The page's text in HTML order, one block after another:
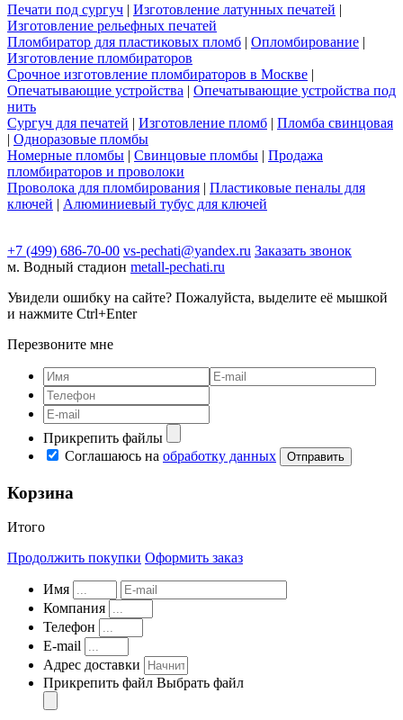
Печати под сургуч | Изготовление латунных печатей |
Изготовление рельефных печатей
Пломбиратор для пластиковых пломб | Опломбирование |
Изготовление пломбираторов
Срочное изготовление пломбираторов в Москве |
Опечатывающие устройства | Опечатывающие устройства под
нить
Сургуч для печатей | Изготовление пломб | Пломба свинцовая
| Одноразовые пломбы
Номерные пломбы | Свинцовые пломбы | Продажа
пломбираторов и проволоки
Проволока для пломбирования | Пластиковые пеналы для
ключей | Алюминиевый тубус для ключей
+7 (499) 686-70-00 vs-pechati@yandex.ru Заказать звонок
м. Водный стадион metall-pechati.ru
Увидели ошибку на сайте? Пожалуйста, выделите её мышкой
и нажмите Ctrl+Enter
Перезвоните мне
Прикрепить файлы
Соглашаюсь на обработку данных
Корзина
Итого
Продолжить покупки Оформить заказ
Имя
Компания
Телефон
E-mail
Адрес доставки
Прикрепить файл Выбрать файл